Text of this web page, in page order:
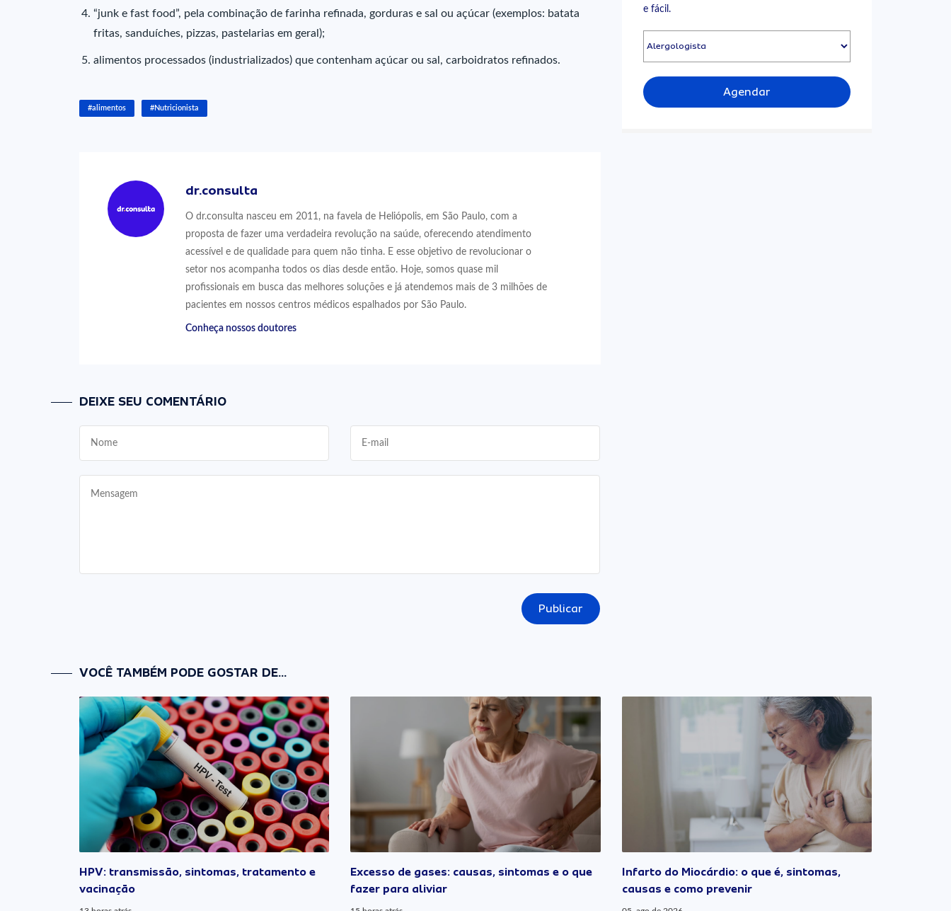
“junk e fast food”, pela combinação de farinha refinada, gorduras e sal ou açúcar (exemplos: batata
fritas, sanduíches, pizzas, pastelarias em geral);
alimentos processados (industrializados) que contenham açúcar ou sal, carboidratos refinados.
#alimentos #Nutricionista
dr.consulta
O dr.consulta nasceu em 2011, na favela de Heliópolis, em São Paulo, com a
proposta de fazer uma verdadeira revolução na saúde, oferecendo atendimento
acessível e de qualidade para quem não tinha. E esse objetivo de revolucionar o
setor nos acompanha todos os dias desde então. Hoje, somos quase mil
profissionais em busca das melhores soluções e já atendemos mais de 3 milhões de
pacientes em nossos centros médicos espalhados por São Paulo.
Conheça nossos doutores
DEIXE SEU COMENTÁRIO
Publicar
e fácil.
Agendar
VOCÊ TAMBÉM PODE GOSTAR DE...
HPV: transmissão, sintomas, tratamento e
vacinação
Excesso de gases: causas, sintomas e o que
fazer para aliviar
Infarto do Miocárdio: o que é, sintomas,
causas e como prevenir